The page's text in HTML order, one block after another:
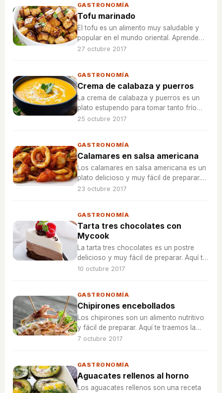
GASTRONOMÍA
Tofu marinado
El tofu es un alimento muy saludable y
popular en el mundo oriental. Aprende
hacer esta deliciosa y fácil receta
27 octubre 2017
GASTRONOMÍA
Crema de calabaza y puerros
La crema de calabaza y puerros es un
plato estupendo para tomar tanto frío
como caliente. Además, es muy sencilla
25 octubre 2017
GASTRONOMÍA
Calamares en salsa americana
Los calamares en salsa americana es un
plato delicioso y muy fácil de preparar.
Aquí te traemos una buena forma de
23 octubre 2017
GASTRONOMÍA
Tarta tres chocolates con
Mycook
La tarta tres chocolates es un postre
delicioso y muy fácil de preparar. Aquí te
traemos una buena forma de hacerla
10 octubre 2017
GASTRONOMÍA
Chipirones encebollados
Los chipirones son un alimento nutritivo
y fácil de preparar. Aquí te traemos la
receta de chipirones con cebolla o
7 octubre 2017
GASTRONOMÍA
Aguacates rellenos al horno
Los aguacates rellenos son una receta